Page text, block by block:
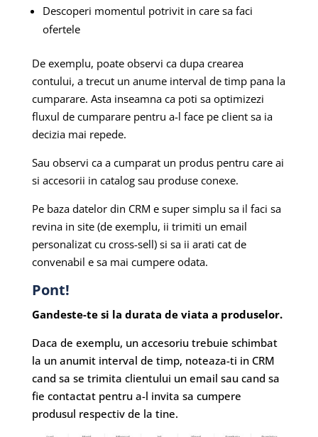
Descoperi momentul potrivit in care sa faci
ofertele
De exemplu, poate observi ca dupa crearea
contului, a trecut un anume interval de timp pana la
cumparare. Asta inseamna ca poti sa optimizezi
fluxul de cumparare pentru a-l face pe client sa ia
decizia mai repede.
Sau observi ca a cumparat un produs pentru care ai
si accesorii in catalog sau produse conexe.
Pe baza datelor din CRM e super simplu sa il faci sa
revina in site (de exemplu, ii trimiti un email
personalizat cu cross-sell) si sa ii arati cat de
convenabil e sa mai cumpere odata.
Pont!
Gandeste-te si la durata de viata a produselor.
Daca de exemplu, un accesoriu trebuie schimbat
la un anumit interval de timp, noteaza-ti in CRM
cand sa se trimita clientului un email sau cand sa
fie contactat pentru a-l invita sa cumpere
produsul respectiv de la tine.